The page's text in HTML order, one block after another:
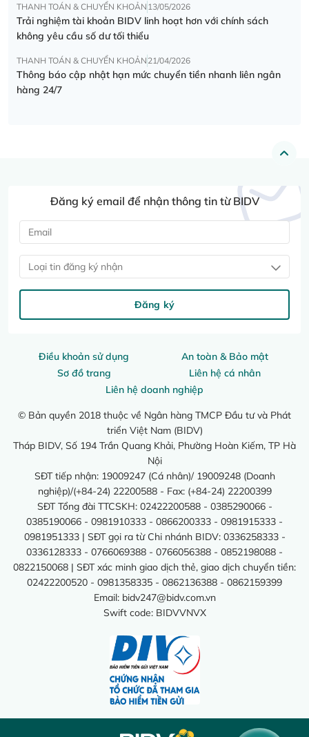
THANH TOÁN & CHUYỂN KHOẢN 13/05/2026
Trải nghiệm tài khoản BIDV linh hoạt hơn với chính sách
không yêu cầu số dư tối thiểu
THANH TOÁN & CHUYỂN KHOẢN 21/04/2026
Thông báo cập nhật hạn mức chuyển tiền nhanh liên ngân
hàng 24/7
Điều khoản sử dụng
An toàn & Bảo mật
Sơ đồ trang
Liên hệ cá nhân
Liên hệ doanh nghiệp
© Bản quyền 2018 thuộc về Ngân hàng TMCP Đầu tư và Phát
triển Việt Nam (BIDV)
Tháp BIDV, Số 194 Trần Quang Khải, Phường Hoàn Kiếm, TP Hà
Nội
SĐT tiếp nhận: 19009247 (Cá nhân)/ 19009248 (Doanh
nghiệp)/(+84-24) 22200588 - Fax: (+84-24) 22200399
SĐT Tổng đài TTCSKH: 02422200588 - 0385290066 -
0385190066 - 0981910333 - 0866200333 - 0981915333 -
0981951333 | SĐT gọi ra từ Chi nhánh BIDV: 0336258333 -
0336128333 - 0766069388 - 0766056388 - 0852198088 -
0822150068 | SĐT xác minh giao dịch thẻ, giao dịch chuyển tiền:
02422200520 - 0981358335 - 0862136388 - 0862159399
Email: bidv247@bidv.com.vn
Swift code: BIDVVNVX
Đăng ký email để nhận thông tin từ BIDV
Loại tin đăng ký nhận
Đăng ký